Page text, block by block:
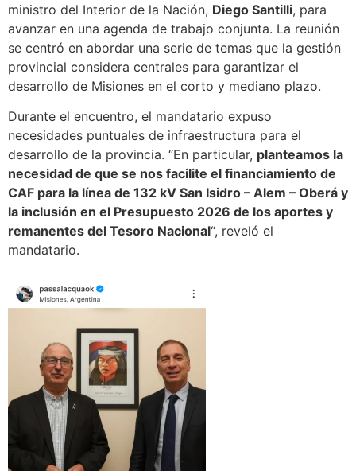
ministro del Interior de la Nación, Diego Santilli, para
avanzar en una agenda de trabajo conjunta. La reunión
se centró en abordar una serie de temas que la gestión
provincial considera centrales para garantizar el
desarrollo de Misiones en el corto y mediano plazo.
Durante el encuentro, el mandatario expuso
necesidades puntuales de infraestructura para el
desarrollo de la provincia. “En particular, planteamos la
necesidad de que se nos facilite el financiamiento de
CAF para la línea de 132 kV San Isidro – Alem – Oberá y
la inclusión en el Presupuesto 2026 de los aportes y
remanentes del Tesoro Nacional“, reveló el
mandatario.